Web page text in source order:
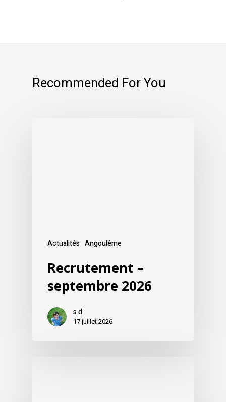
Recommended For You
Actualités Angoulême
Recrutement –
septembre 2026
s d
17 juillet 2026